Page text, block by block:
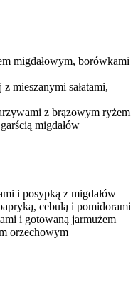
migdałowym, borówkami
mieszanymi sałatami,
z brązowym ryżem
migdałów
i posypką z migdałów
cebulą i pomidorami
i gotowaną jarmużem
orzechowym